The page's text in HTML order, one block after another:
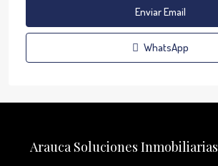
Enviar Email
WhatsApp
Arauca Soluciones Inmobiliarias